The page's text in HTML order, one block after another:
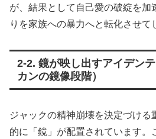
が、結果として自己愛の破綻を加
りを家族への暴力へと転化させて
2-2. 鏡が映し出すアイデン
カンの鏡像段階）
ジャックの精神崩壊を決定づける
的に「鏡」が配置されています。